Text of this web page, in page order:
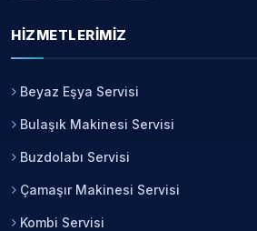
HIZMETLERIMIZ
Beyaz Eşya Servisi
Bulaşık Makinesi Servisi
Buzdolabı Servisi
Çamaşır Makinesi Servisi
Kombi Servisi